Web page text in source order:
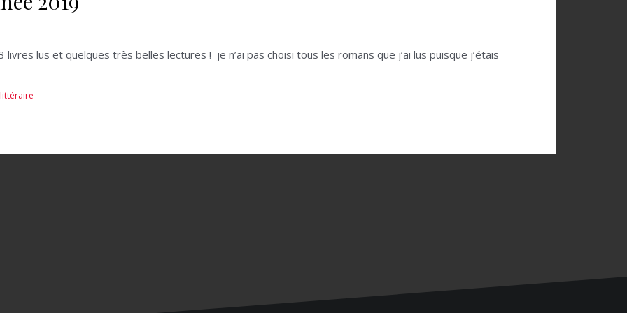
livres lus et quelques très belles lectures ! je n’ai pas choisi tous les romans que j’ai lus puisque j’étais